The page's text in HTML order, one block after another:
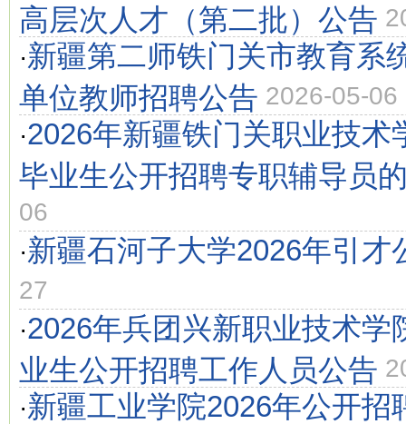
高层次人才（第二批）公告
·新疆第二师铁门关市教育系
单位教师招聘公告 2026-05-06
·2026年新疆铁门关职业技术
毕业生公开招聘专职辅导员
06
·新疆石河子大学2026年引才
27
·2026年兵团兴新职业技术学
业生公开招聘工作人员公告
·新疆工业学院2026年公开招